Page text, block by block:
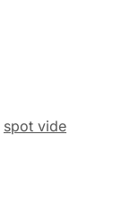
spot vide